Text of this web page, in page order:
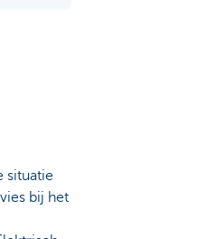
situatie
bij het